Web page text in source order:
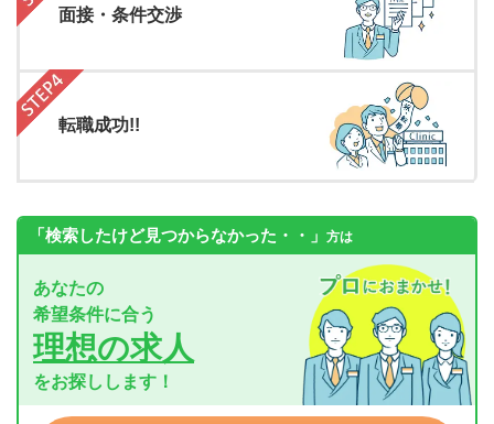
面接・条件交渉
転職成功!!
「検索したけど見つからなかった・・」 方は
あなたの
希望条件に合う
理想の求人
をお探しします！